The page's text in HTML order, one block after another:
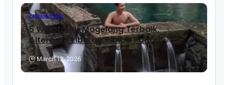
Pantai & Pulau
5 Wisata Air Magelang Terbaik,
Alternatif Liburan Tanpa Pantai!
March 13, 2026